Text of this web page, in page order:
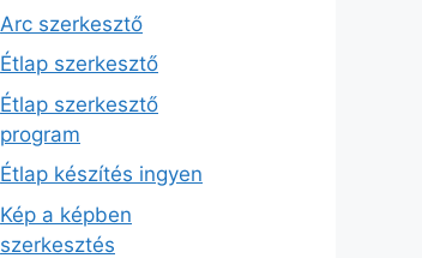
Arc szerkesztő
Étlap szerkesztő
Étlap szerkesztő
program
Étlap készítés ingyen
Kép a képben
szerkesztés